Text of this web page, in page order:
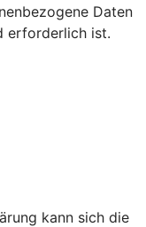
Daten
erforderlich ist.
kann sich die